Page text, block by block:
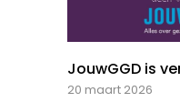
JouwGGD is
20 maart 2026